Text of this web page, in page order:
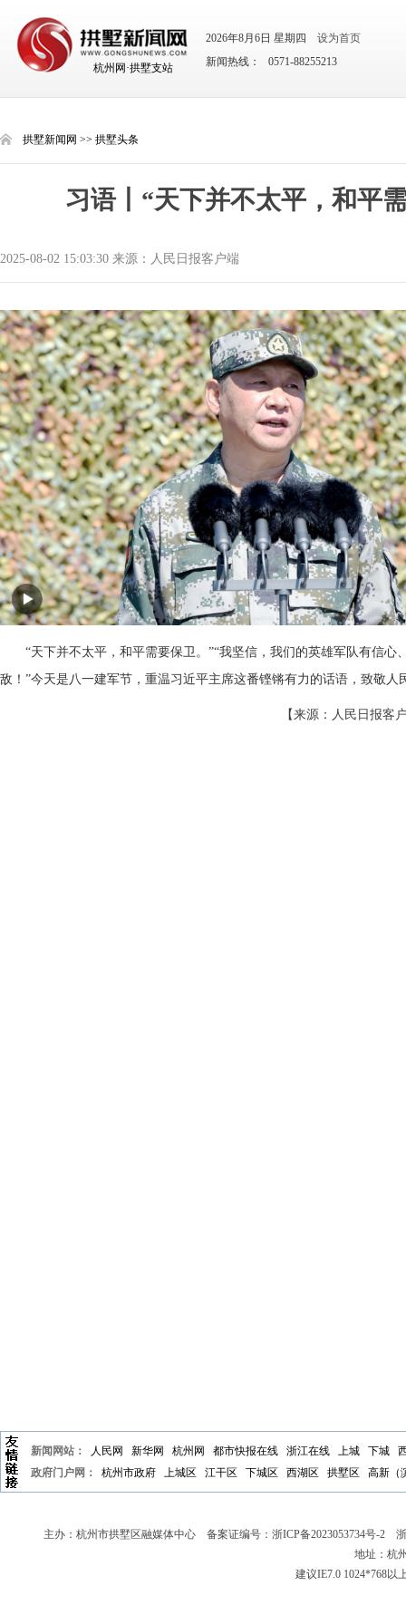
杭州网·拱墅支站
2026年8月6日 星期四
设为首页
新闻热线： 0571-88255213
拱墅新闻网 >> 拱墅头条
习语丨“天下并不太平，和平
2025-08-02 15:03:30 来源：人民日报客户端
“天下并不太平，和平需要保卫。”“我坚信，我们的英雄军队有信心
敌！”今天是八一建军节，重温习近平主席这番铿锵有力的话语，致敬人
【来源：人民日报
新闻网站： 人民网 新华网 杭州网 都市快报在线 浙江在线 上城 下城
政府门户网：
杭州市政府 上城区 江干区 下城区 西湖区 拱墅区 高新（
主办：杭州市拱墅区融媒体中心 备案证编号： 浙ICP备2023053734号-2 浙
地址：杭
建议IE7.0 1024*768